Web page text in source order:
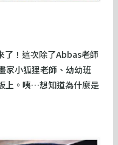
！這次除了Abbas老師
家小狐狸老師、幼幼班
上。咦…想知道為什麼是